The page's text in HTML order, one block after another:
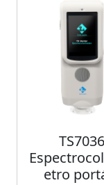
TS7036
etro